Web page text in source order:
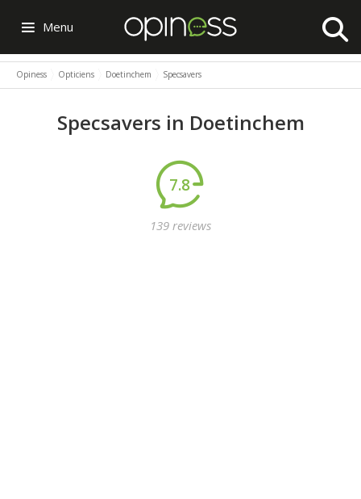
Menu
Opiness Opticiens Doetinchem Specsavers
Specsavers in Doetinchem
7.8
139 reviews